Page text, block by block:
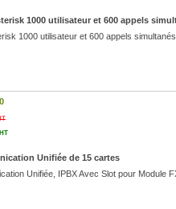
1000 utilisateur et 600 appels
1000 utilisateur et 600 appels
Unifiée de 15 cartes
Unifiée, IPBX Avec Slot pour Module